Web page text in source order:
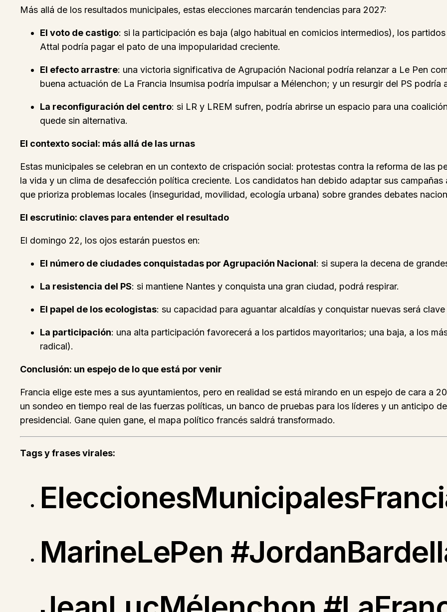
Más allá de los resultados municipales, estas elecciones marcarán tendencias para 2027:
El voto de castigo: si la participación es baja (algo habitual en comicios intermedios), los
Attal podría pagar el pato de una impopularidad creciente.
El efecto arrastre: una victoria significativa de Agrupación Nacional podría relanzar a Le Pen
buena actuación de La Francia Insumisa podría impulsar a Mélenchon; y un resurgir del PS
La reconfiguración del centro: si LR y LREM sufren, podría abrirse un espacio para una
quede sin alternativa.
El contexto social: más allá de las urnas
Estas municipales se celebran en un contexto de crispación social: protestas contra la reforma de las
la vida y un clima de desafección política creciente. Los candidatos han debido adaptar sus
que prioriza problemas locales (inseguridad, movilidad, ecología urbana) sobre grandes debates
El escrutinio: claves para entender el resultado
El domingo 22, los ojos estarán puestos en:
El número de ciudades conquistadas por Agrupación Nacional: si supera la decena de
La resistencia del PS: si mantiene Nantes y conquista una gran ciudad, podrá respirar.
El papel de los ecologistas: su capacidad para aguantar alcaldías y conquistar nuevas será
La participación: una alta participación favorecerá a los partidos mayoritarios; una baja, a los
radical).
Conclusión: un espejo de lo que está por venir
Francia elige este mes a sus ayuntamientos, pero en realidad se está mirando en un espejo de cara a
un sondeo en tiempo real de las fuerzas políticas, un banco de pruebas para los líderes y un anticipo
presidencial. Gane quien gane, el mapa político francés saldrá transformado.
Tags y frases virales:
MarineLePen